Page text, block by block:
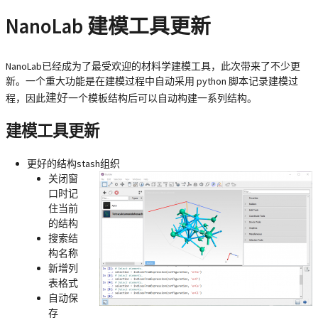
NanoLab 建模工具更新
NanoLab已经成为了最受欢迎的材料学建模工具，此次带来了不少更
新。一个重大功能是在建模过程中自动采用 python 脚本记录建模过
程，因此建好一个模板结构后可以自动构建一系列结构。
建模工具更新
更好的结构stash组织
关闭窗
口时记
住当前
的结构
搜索结
构名称
新增列
表格式
自动保
存